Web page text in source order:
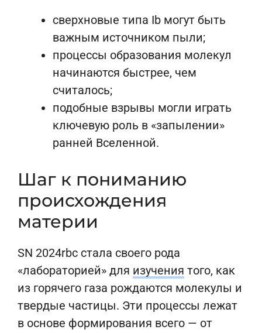
сверхновые типа Ib могут быть
важным источником пыли;
процессы образования молекул
начинаются быстрее, чем
считалось;
подобные взрывы могли играть
ключевую роль в «запылении»
ранней Вселенной.
Шаг к пониманию
происхождения
материи
SN 2024rbc стала своего рода
«лабораторией» для изучения того, как
из горячего газа рождаются молекулы и
твердые частицы. Эти процессы лежат
в основе формирования всего — от